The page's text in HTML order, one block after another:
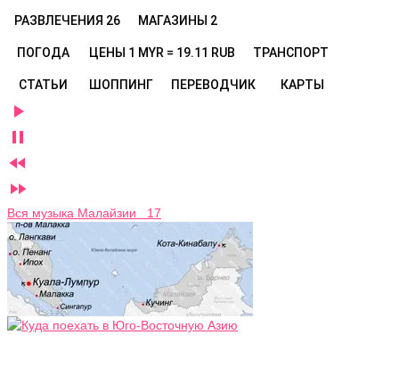
РАЗВЛЕЧЕНИЯ 26 МАГАЗИНЫ 2
ПОГОДА ЦЕНЫ 1 MYR = 19.11 RUB ТРАНСПОРТ
СТАТЬИ ШОППИНГ ПЕРЕВОДЧИК КАРТЫ




Вся музыка Малайзии 17